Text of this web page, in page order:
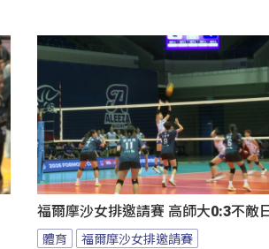
福爾摩沙女排邀請賽 高師大0:3不敵
體育 福爾摩沙女排邀請賽